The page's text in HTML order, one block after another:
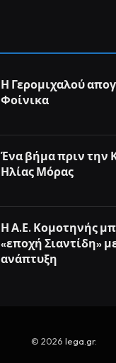
Η Γερομιχαλού
Φοίνικα
Ένα βήμα πριν την
Ηλίας Μόρας
Η Α.Ε. Κομοτηνής
«εποχή Σιαντίδη»
ανάπτυξη
© 2026 lega.gr.